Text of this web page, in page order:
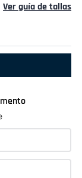
Ver guía de tallas